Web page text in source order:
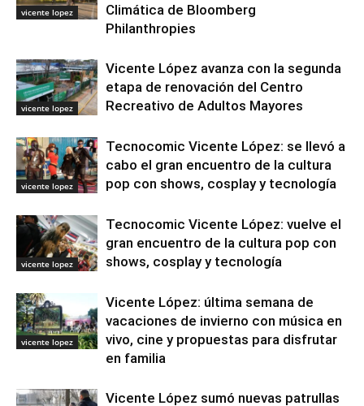
vicente lopez
Climática de Bloomberg
Philanthropies
vicente lopez
Vicente López avanza con la segunda
etapa de renovación del Centro
Recreativo de Adultos Mayores
vicente lopez
Tecnocomic Vicente López: se llevó a
cabo el gran encuentro de la cultura
pop con shows, cosplay y tecnología
vicente lopez
Tecnocomic Vicente López: vuelve el
gran encuentro de la cultura pop con
shows, cosplay y tecnología
vicente lopez
Vicente López: última semana de
vacaciones de invierno con música en
vivo, cine y propuestas para disfrutar
en familia
Vicente López sumó nuevas patrullas